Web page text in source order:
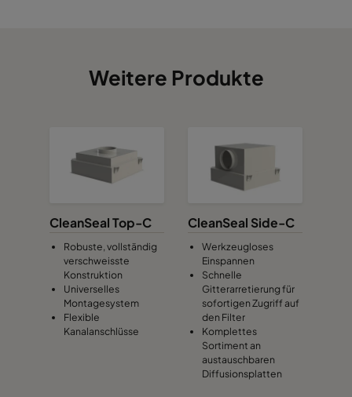
CSL-4W-6P6 651
Weitere Produkte
CleanSeal Top-C
Robuste, vollständig
verschweisste
Konstruktion
Universelles
Montagesystem
Flexible
Kanalanschlüsse
CleanSeal Side-C
Werkzeugloses
Einspannen
Schnelle
Gitterarretierung für
sofortigen Zugriff auf
den Filter
Komplettes
Sortiment an
austauschbaren
Diffusionsplatten